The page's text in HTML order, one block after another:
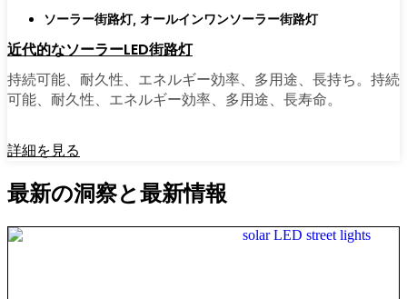
ソーラー街路灯, オールインワンソーラー街路灯
近代的なソーラーLED街路灯
持続可能、耐久性、エネルギー効率、多用途、長持ち。持続
可能、耐久性、エネルギー効率、多用途、長寿命。
詳細を見る
最新の洞察と最新情報